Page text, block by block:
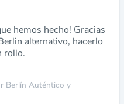
hemos hecho! Gracias
alternativo, hacerlo
rollo.
Berlín Auténtico y